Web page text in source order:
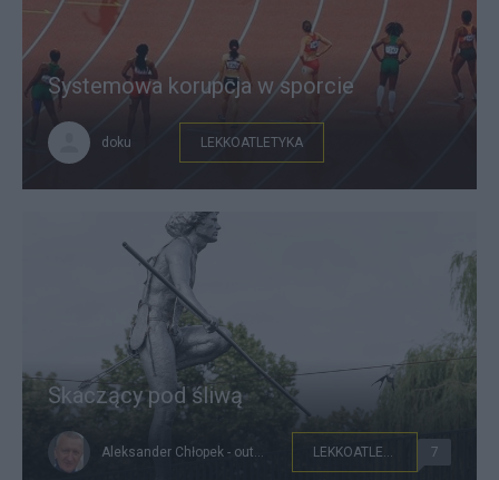
Systemowa korupcja w sporcie
doku LEKKOATLETYKA
Skaczący pod śliwą
Aleksander Chłopek - outsider221 LEKKOATLETYKA 7